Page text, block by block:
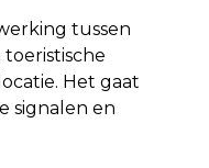
tussen
Het gaat
signalen en